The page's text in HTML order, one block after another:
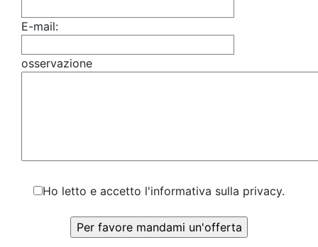
E-mail:
osservazione
Ho letto e accetto l'informativa sulla privacy.